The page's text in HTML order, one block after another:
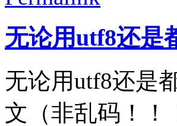
无论用utf8还是
无论用utf8还是
文（非乱码！！